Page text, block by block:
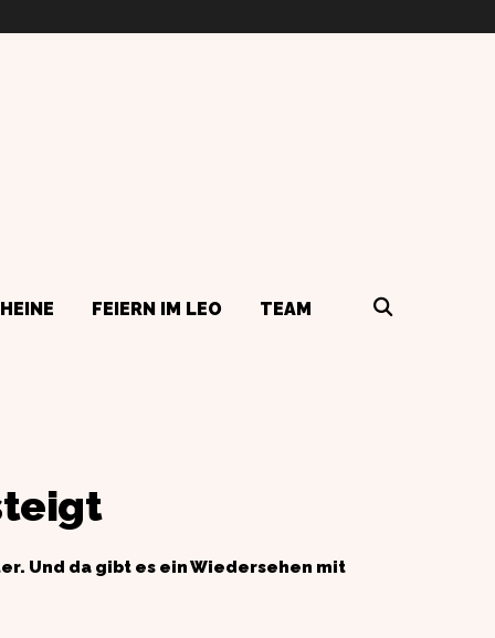
FEIERN IM LEO TEAM
Und da gibt es ein Wiedersehen mit